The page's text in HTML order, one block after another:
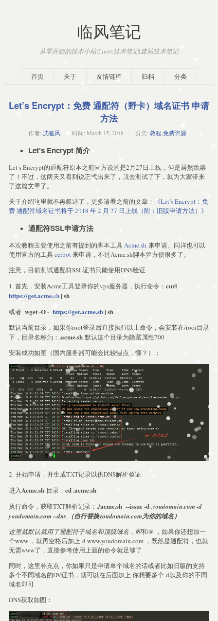
临风笔记
从零开始的技术小站|Liunx技术笔记|建站技术笔记
首页 关于 友情链接 归档 分类
Let’s Encrypt：免费 通配符（野卡）域名证书 申请
方法
作者: 沈临风 时间: March 15, 2018 分类: 教程 免费资源
Let’s Encrypt 简介
Let’s Encrypt的通配符原本之前官方说的是2月27日上线，但是居然跳票
了！不过，这两天又看到说正式出来了，就去测试了下，就为大家带来
了这篇文章了。
关于介绍这里就不再叙述了，更多请看之前的文章：
《Let’s Encrypt：免
费 通配符域名证书将于 2018 年 2 月 27 日上线（附：旧版申请方法）》
通配符SSL申请方法
本次教程主要使用之前有提到的脚本工具Acme.sh 来申请。同样也可以
使用官方的工具cerbot来申请，不过Acme.sh脚本要方便很多了。
注意，目前测试通配符SSL证书只能使用DNS验证
1. 首先，安装Acme工具登录你的vps服务器，执行命令： curl
https://get.acme.sh| sh
或者 wget -O - https://get.acme.sh| sh
默认当前目录，如果你root登录后直接执行以上命令，会安装在/root目录
下，目录名称为： .acme.sh 默认这个目录为隐藏属性700
安装成功如图（国内服务器可能会比较慢点，懂？）：
2. 开始申请，并生成TXT记录以供DNS解析验证
进入Acme.sh 目录： cd .acme.sh
执行命令，获取TXT解析记录： ./acme.sh --issue -d.youdomain.com -d
youdomain.com --dns （自行替换youdomain.com为你的域名）
这里就默认就用了通配符子域名和顶级域名，即和@ ，如果你还想加一
个www ，就再空格后加上-d www.youdomain.com ，既然是通配符，也就
无需www了，直接参考使用上面的命令就足够了
同时，这里补充点，你如果只是申请单个域名的话或者比如旧版的支持
多个不同域名的DV证书，就可以在后面加上 你想要多个-d以及你的不同
域名即可
DNS获取如图：